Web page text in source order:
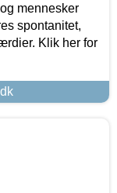
mennesker
spontanitet,
Klik her for